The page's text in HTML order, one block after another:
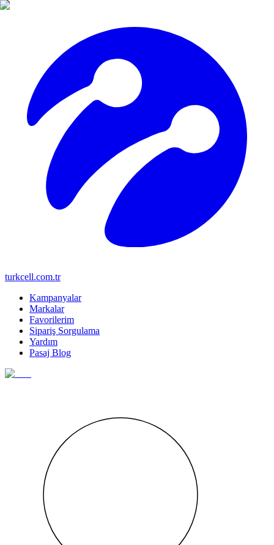
turkcell.com.tr
Kampanyalar
Markalar
Favorilerim
Sipariş Sorgulama
Yardım
Pasaj Blog